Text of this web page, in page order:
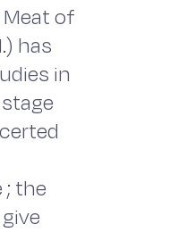
of
has
in
the